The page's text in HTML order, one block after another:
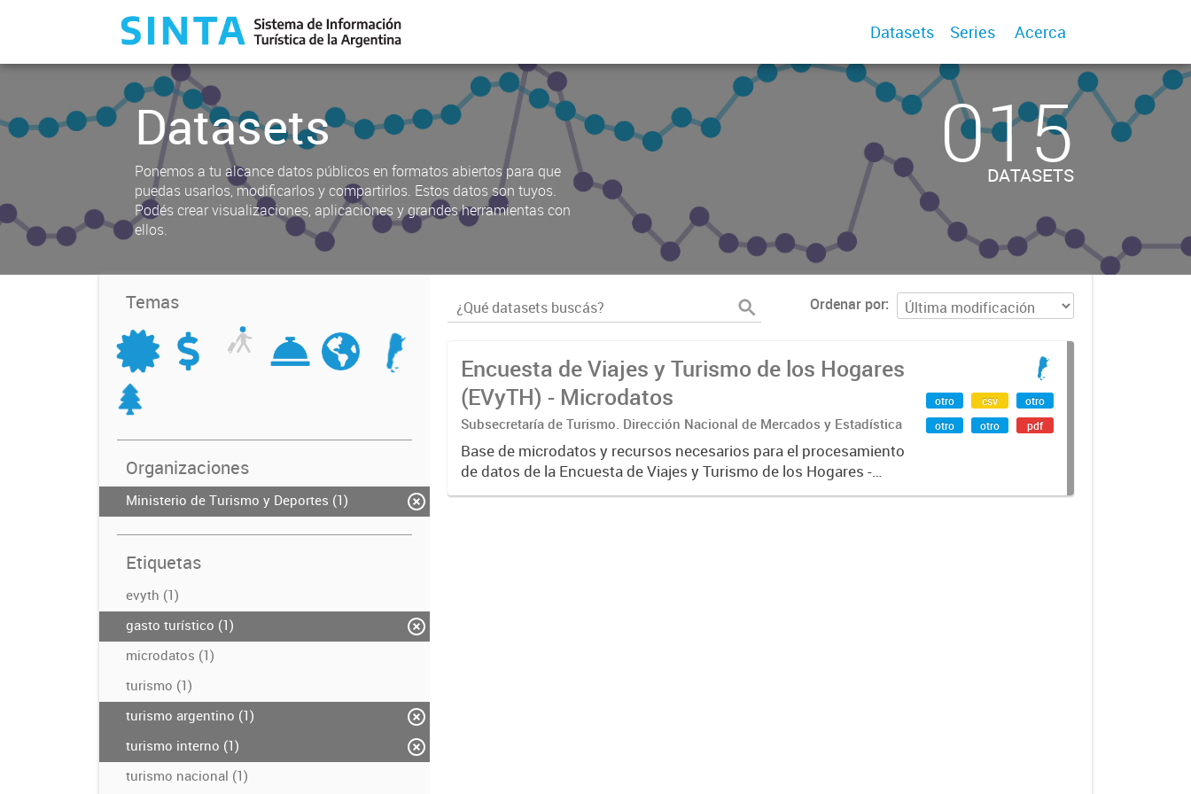
Datasets Series Acerca
Datasets
Ponemos a tu alcance datos públicos en formatos abiertos para que
puedas usarlos, modificarlos y compartirlos. Estos datos son tuyos.
Podés crear visualizaciones, aplicaciones y grandes herramientas con
ellos.
015
DATASETS
Temas
Organizaciones
Ministerio de Turismo y Deportes (1)
Etiquetas
evyth (1)
gasto turístico (1)
microdatos (1)
turismo (1)
turismo argentino (1)
turismo interno (1)
turismo nacional (1)
Ordenar por
Encuesta de Viajes y Turismo de los Hogares
(EVyTH) - Microdatos
Subsecretaría de Turismo. Dirección Nacional de Mercados y Estadística
Base de microdatos y recursos necesarios para el procesamiento
de datos de la Encuesta de Viajes y Turismo de los Hogares -
EVyTH- (Subsecretaría de Turismo).
otro csv
otro
otro
otro pdf